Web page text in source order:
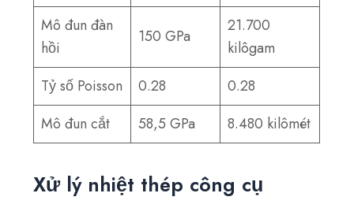
Mô đun đàn
hồi
150 GPa
21.700
kilôgam
Tỷ số Poisson
0.28
0.28
Mô đun cắt
58,5 GPa 8.480 kilômét
Xử lý nhiệt thép công cụ